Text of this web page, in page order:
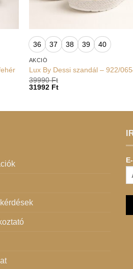
36 37 38 39 40
AKCIÓ
Lux By Dessi szandál – 922/
39990Ft
31992 Ft